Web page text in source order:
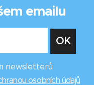
emailu
newsletterů
osobních údajů